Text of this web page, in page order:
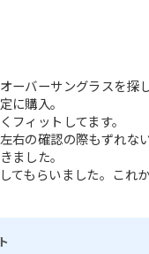
ーバーサングラスを探
に購入。
フィットしてます。
右の確認の際もずれない
ました。
てもらいました。これ